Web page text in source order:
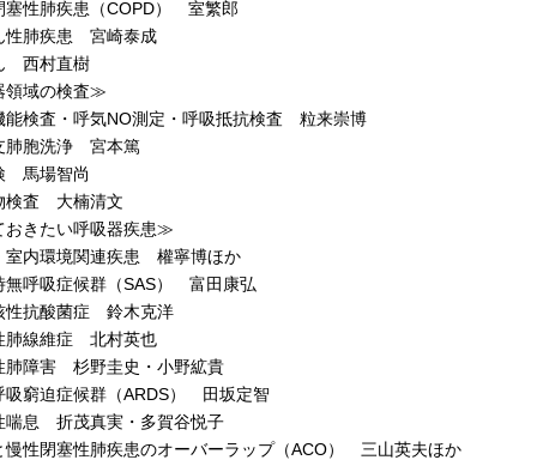
性肺疾患（COPD） 室繁郎
肺疾患 宮崎泰成
西村直樹
領域の検査≫
検査・呼気NO測定・呼吸抵抗検査 粒来崇博
肺胞洗浄 宮本篤
馬場智尚
検査 大楠清文
きたい呼吸器疾患≫
内環境関連疾患 權寧博ほか
呼吸症候群（SAS） 富田康弘
抗酸菌症 鈴木克洋
線維症 北村英也
障害 杉野圭史・小野絋貴
窮迫症候群（ARDS） 田坂定智
息 折茂真実・多賀谷悦子
性閉塞性肺疾患のオーバーラップ（ACO） 三山英夫ほか